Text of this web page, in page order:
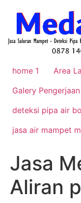
home 1
Area
Galery
deteksi pipa air
jasa air mampet
Jasa
Aliran